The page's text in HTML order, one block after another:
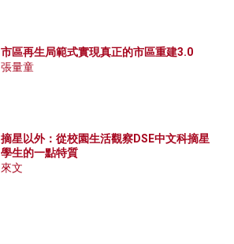
市區再生局範式實現真正的市區重建3.0
張量童
摘星以外：從校園生活觀察DSE中文科摘星
學生的一點特質
來文